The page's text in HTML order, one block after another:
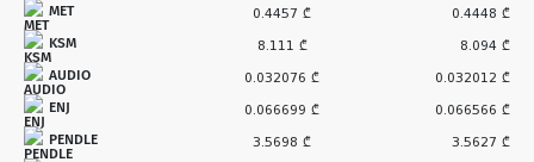
MET 0.4457 ₾ 0.4448 ₾
KSM 8.111 ₾ 8.094 ₾
AUDIO 0.032076 ₾ 0.032012 ₾
ENJ 0.066699 ₾ 0.066566 ₾
PENDLE 3.5698 ₾ 3.5627 ₾